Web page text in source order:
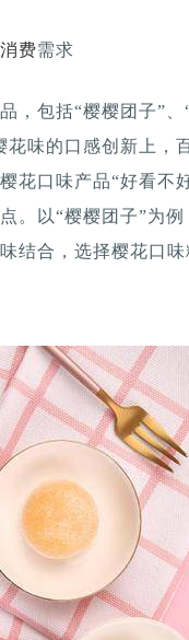
费需求
，包括“樱樱团子”
味的口感创新上，
花口味产品“好看不
。以“樱樱团子”为
结合，选择樱花口